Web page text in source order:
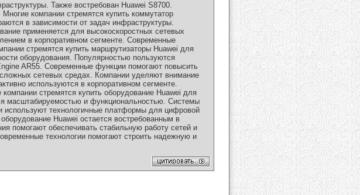
Также востребован Huawei S8700.
компании стремятся купить коммутатор
в зависимости от задач инфраструктуры.
применяется для высокоскоростных сетевых
в корпоративном сегменте. Современные
стремятся купить маршрутизаторы Huawei для
оборудования. Популярностью пользуются
AR55. Современные функции помогают повысить
сетевых средах. Компании уделяют внимание
используются в корпоративном сегменте.
стремятся купить оборудование Huawei для
масштабируемостью и функциональностью. Системы
используют технологичные платформы для цифровой
Huawei остается востребованным в
помогают обеспечивать стабильную работу сетей и
технологии помогают строить надежную и